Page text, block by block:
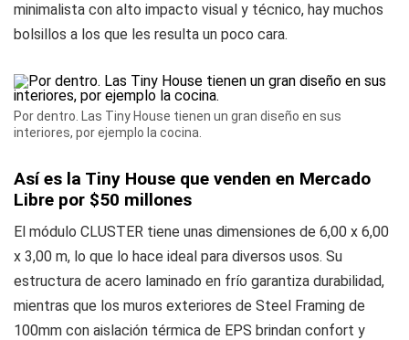
minimalista con alto impacto visual y técnico, hay muchos
bolsillos a los que les resulta un poco cara.
Por dentro. Las Tiny House tienen un gran diseño en sus
interiores, por ejemplo la cocina.
Así es la Tiny House que venden en Mercado
Libre por $50 millones
El módulo CLUSTER tiene unas dimensiones de 6,00 x 6,00
x 3,00 m, lo que lo hace ideal para diversos usos. Su
estructura de acero laminado en frío garantiza durabilidad,
mientras que los muros exteriores de Steel Framing de
100mm con aislación térmica de EPS brindan confort y